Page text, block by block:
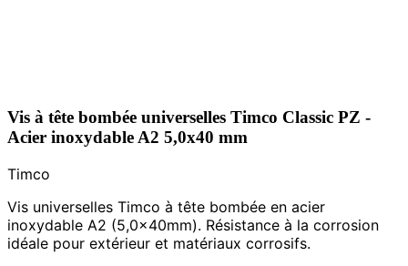
Vis à tête bombée universelles Timco Classic PZ -
Acier inoxydable A2 5,0x40 mm
Timco
Vis universelles Timco à tête bombée en acier
inoxydable A2 (5,0x40mm). Résistance à la corrosion
idéale pour extérieur et matériaux corrosifs.